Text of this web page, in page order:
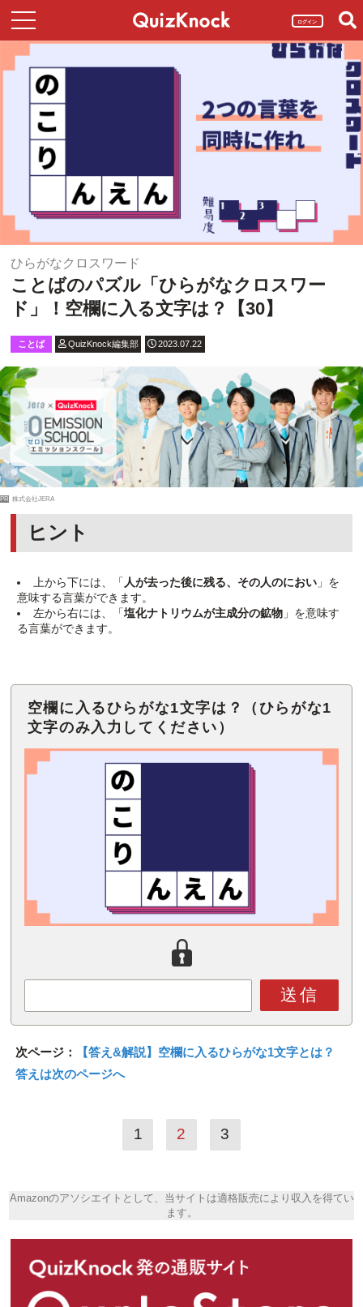
ログイン
ひらがなクロスワード
ことばのパズル「ひらがなクロスワー
ド」！空欄に入る文字は？【30】
ことば QuizKnock編集部 2023.07.22
PR 株式会社JERA
ヒント
上から下には、「 人が去った後に残る、その人のにおい」を
意味する言葉ができます。
左から右には、「塩化ナトリウムが主成分の鉱物」を意味す
る言葉ができます。
空欄に入るひらがな1文字は？（ひらがな1
文字のみ入力してください）
送信
次ページ：
【答え&解説】空欄に入るひらがな1文字とは？
答えは次のページへ
1 2 3
Amazonのアソシエイトとして、当サイトは適格販売により収入を得てい
ます。